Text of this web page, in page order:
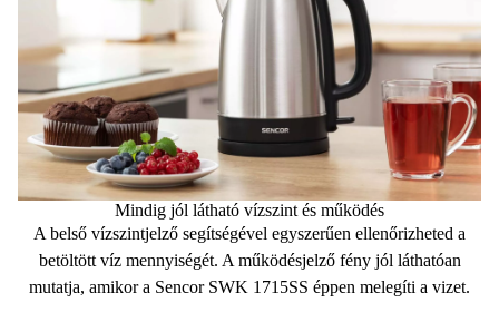
Mindig jól látható vízszint és működés
A belső vízszintjelző segítségével egyszerűen ellenőrizheted a
betöltött víz mennyiségét. A működésjelző fényjól láthatóan
mutatja, amikor a Sencor SWK 1715SS éppen melegíti a vizet.